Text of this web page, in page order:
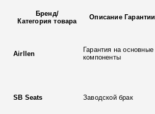
Бренд/
Категория товара
Описание Гарантии
Airllen
Гарантия на основные
компоненты
SB Seats Заводской брак